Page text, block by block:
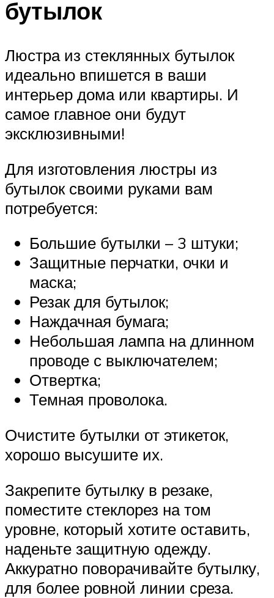
бутылок
Люстра из стеклянных бутылок
идеально впишется в ваши
интерьер дома или квартиры. И
самое главное они будут
эксклюзивными!
Для изготовления люстры из
бутылок своими руками вам
потребуется:
Большие бутылки – 3 штуки;
Защитные перчатки, очки и
маска;
Резак для бутылок;
Наждачная бумага;
Небольшая лампа на длинном
проводе с выключателем;
Отвертка;
Темная проволока.
Очистите бутылки от этикеток,
хорошо высушите их.
Закрепите бутылку в резаке,
поместите стеклорез на том
уровне, который хотите оставить,
наденьте защитную одежду.
Аккуратно поворачивайте бутылку,
для более ровной линии среза.